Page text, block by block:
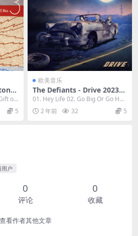
P
Fla
of
5
欧美音乐
The Defiants - Drive 2023
[24Bit/44.1kHz] [Hi-Res Fla
c 679MB]
01. Hey Life 02. Go Big Or Go Ho
me 03. 1...
2 年前 32 5
用户
0
评论
0
收藏
查看作者其他文章